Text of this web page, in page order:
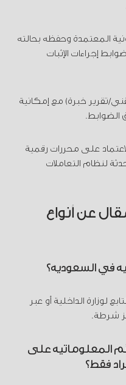
المعتمدة وحفظه بحالته
إجراءات الإثبات
تقرير خبرة) مع إمكانية
الضوابط.
على محررات رقمية
لنظام التعاملات
عن أنواع
في السعودية؟
لوزارة الداخلية أو عبر
شرطة.
المعلوماتية على
فقط؟